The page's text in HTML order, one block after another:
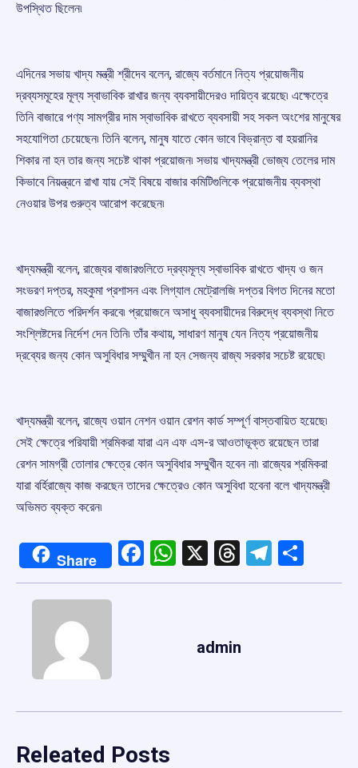
উপস্থিত ছিলেন৷
এদিনের সভায় খাদ্য মন্ত্রী শ্রীদেব বলেন, রাজ্যে বর্তমানে নিত্য প্রয়োজনীয়
দ্রব্যসমূহের মূল্য স্বাভাবিক রাখার জন্য ব্যবসায়ীদেরও দায়িত্ব রয়েছে৷ এক্ষেত্রে
তিনি বাজারে পণ্য সামগ্রীর দাম স্বাভাবিক রাখতে ব্যবসায়ী সহ সকল অংশের মানুষের
সহযোগিতা চেয়েছেন৷ তিনি বলেন, মানুষ যাতে কোন ভাবে বিভ্রান্ত বা হয়রানির
শিকার না হন তার জন্য সচেষ্ট থাকা প্রয়োজন৷ সভায় খাদ্যমন্ত্রী ভোজ্য তেলের দাম
কিভাবে নিয়ন্ত্রনে রাখা যায় সেই বিষয়ে বাজার কমিটিগুলিকে প্রয়োজনীয় ব্যবস্থা
নেওয়ার উপর গুরুত্ব আরোপ করেছেন৷
খাদ্যমন্ত্রী বলেন, রাজ্যের বাজারগুলিতে দ্রব্যমূল্য স্বাভাবিক রাখতে খাদ্য ও জন
সংভরণ দপ্তর, মহকুমা প্রশাসন এবং লিগ্যাল মেট্রোলজি দপ্তর বিগত দিনের মতো
বাজারগুলিতে পরিদর্শন করবে৷ প্রয়োজনে অসাধু ব্যবসায়ীদের বিরুদ্ধে ব্যবস্থা নিতে
সংশ্লিষ্টদের নির্দেশ দেন তিনি৷ তাঁর কথায়, সাধারণ মানুষ যেন নিত্য প্রয়োজনীয়
দ্রব্যের জন্য কোন অসুবিধার সম্মুখীন না হন সেজন্য রাজ্য সরকার সচেষ্ট রয়েছে৷
খাদ্যমন্ত্রী বলেন, রাজ্যে ওয়ান নেশন ওয়ান রেশন কার্ড সম্পূর্ণ বাস্তবায়িত হয়েছে৷
সেই ক্ষেত্রে পরিযায়ী শ্রমিকরা যারা এন এফ এস-র আওতাভূক্ত রয়েছেন তারা
রেশন সামগ্রী তোলার ক্ষেত্রে কোন অসুবিধার সম্মুখীন হবেন না৷ রাজ্যের শ্রমিকরা
যারা বর্হিরাজ্যে কাজ করছেন তাদের ক্ষেত্রেও কোন অসুবিধা হবেনা বলে খাদ্যমন্ত্রী
অভিমত ব্যক্ত করেন৷
Share Facebook
WhatsApp
X Threads
admin
Releated Posts